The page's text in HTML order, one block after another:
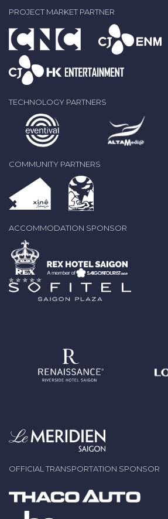
PROJECT MARKET PARTNER
TECHNOLOGY PARTNERS
COMMUNITY PARTNERS
ACCOMMODATION SPONSOR
OFFICIAL TRANSPORTATION SPONSOR